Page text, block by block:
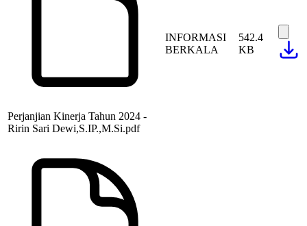
Perjanjian Kinerja Tahun 2024 -
Ririn Sari Dewi,S.IP.,M.Si.pdf
INFORMASI
BERKALA
542.4
KB